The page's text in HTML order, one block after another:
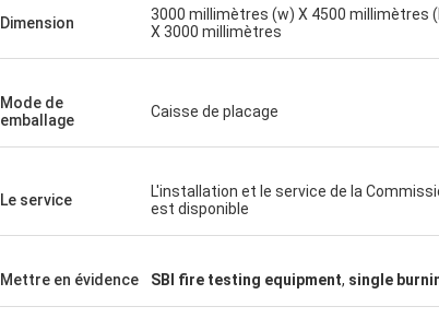
Dimension
3000 millimètres (w) X 4500 millimètres
X 3000 millimètres
Mode de
emballage
Caisse de placage
Le service
L'installation et le service de la
est disponible
Mettre en évidence SBI fire testing equipment, single